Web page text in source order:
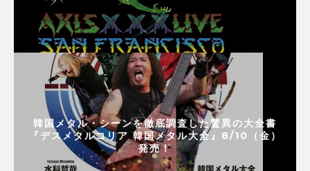
韓国メタル・シーンを徹底調査した驚異の大全書
『デスメタルコリア 韓国メタル大全』8/10（金）
発売！